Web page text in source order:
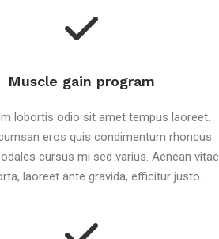
Muscle gain program
lobortis odio sit amet tempus laoreet.
eros quis condimentum rhoncus.
cursus mi sed varius. Aenean vitae
laoreet ante gravida, efficitur justo.